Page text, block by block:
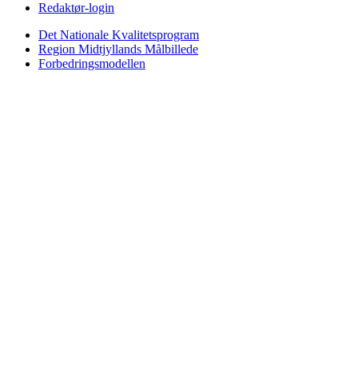
Redaktør-login
Det Nationale Kvalitetsprogram
Region Midtjyllands Målbillede
Forbedringsmodellen